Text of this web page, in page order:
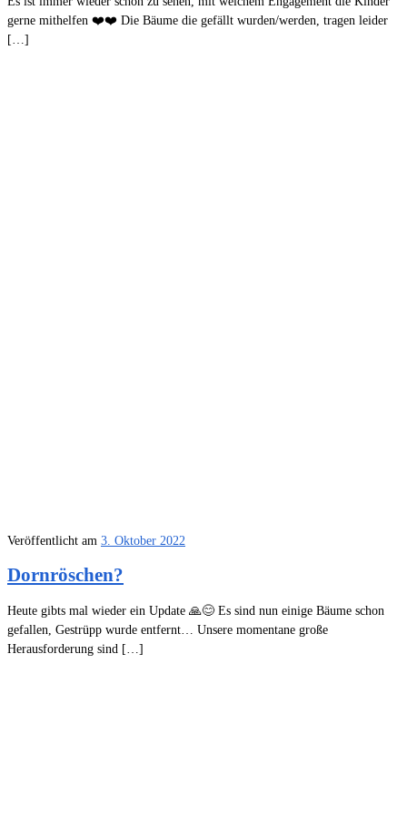
gerne mithelfen ❤️❤️ Die Bäume die gefällt wurden/werden, tragen leider
[…]
Veröffentlicht am 3. Oktober 2022
Dornröschen?
Heute gibts mal wieder ein Update 🙏😊 Es sind nun einige Bäume schon
gefallen, Gestrüpp wurde entfernt… Unsere momentane große
Herausforderung sind […]